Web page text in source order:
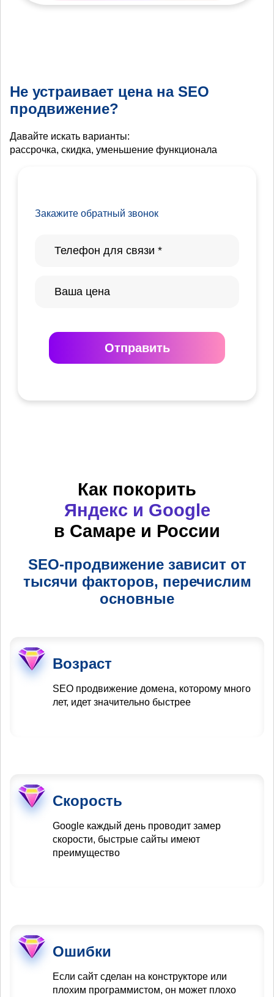
Не устраивает цена на SEO
продвижение?
Давайте искать варианты:
рассрочка, скидка, уменьшение функционала
Закажите обратный звонок
Отправить
Как покорить
Яндекс и Google
в Самаре и России
SEO-продвижение зависит от
тысячи факторов, перечислим
основные
Возраст
SEO продвижение домена, которому много
лет, идет значительно быстрее
Скорость
Google каждый день проводит замер
скорости, быстрые сайты имеют
преимущество
Ошибки
Если сайт сделан на конструкторе или
плохим программистом, он может плохо